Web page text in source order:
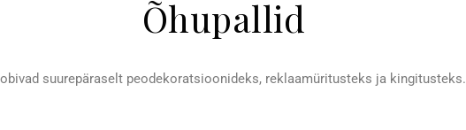
Õhupallid
suurepäraselt peodekoratsioonideks, reklaamüritusteks ja kingitusteks.